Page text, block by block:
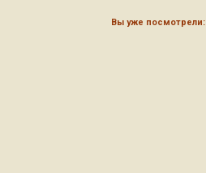
Вы уже посмотрели: